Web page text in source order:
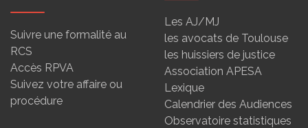
Suivre une formalité au
RCS
Accès RPVA
Suivez votre affaire ou
procédure
Les AJ/MJ
les avocats de Toulouse
les huissiers de justice
Association APESA
Lexique
Calendrier des Audiences
Observatoire statistiques